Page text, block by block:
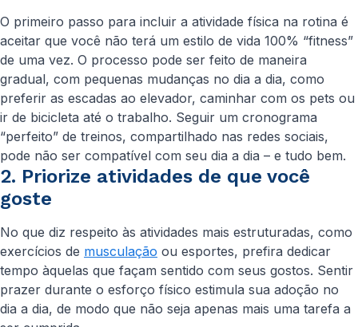
O primeiro passo para incluir a atividade física na rotina é
aceitar que você não terá um estilo de vida 100% “fitness”
de uma vez. O processo pode ser feito de maneira
gradual, com pequenas mudanças no dia a dia, como
preferir as escadas ao elevador, caminhar com os pets ou
ir de bicicleta até o trabalho. Seguir um cronograma
“perfeito” de treinos, compartilhado nas redes sociais,
pode não ser compatível com seu dia a dia – e tudo bem.
2. Priorize atividades de que você
goste
No que diz respeito às atividades mais estruturadas, como
exercícios de musculação ou esportes, prefira dedicar
tempo àquelas que façam sentido com seus gostos. Sentir
prazer durante o esforço físico estimula sua adoção no
dia a dia, de modo que não seja apenas mais uma tarefa a